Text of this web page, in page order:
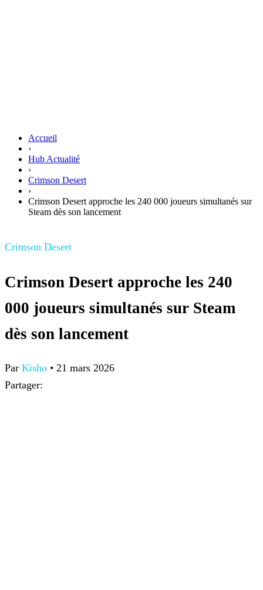
Accueil
›
Hub Actualité
›
Crimson Desert
›
Crimson Desert approche les 240 000 joueurs simultanés sur
Steam dès son lancement
Crimson Desert
Crimson Desert approche les 240
000 joueurs simultanés sur Steam
dès son lancement
Par Kisho • 21 mars 2026
Partager: